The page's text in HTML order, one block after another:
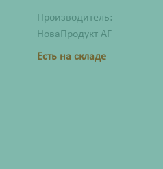
Производитель:
НоваПродукт АГ
Есть на складе